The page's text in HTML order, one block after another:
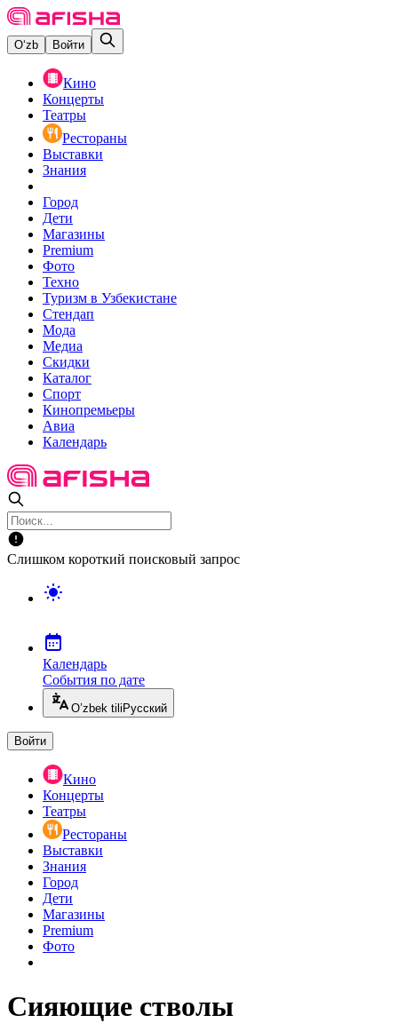
O‘zb Войти
Кино
Концерты
Театры
Рестораны
Выставки
Знания
Город
Дети
Магазины
Premium
Фото
Техно
Туризм в Узбекистане
Стендап
Мода
Медиа
Скидки
Каталог
Спорт
Кинопремьеры
Авиа
Календарь
Слишком короткий поисковый запрос
Календарь
События по дате
O’zbek tili Русский
Войти
Кино
Концерты
Театры
Рестораны
Выставки
Знания
Город
Дети
Магазины
Premium
Фото
Сияющие стволы